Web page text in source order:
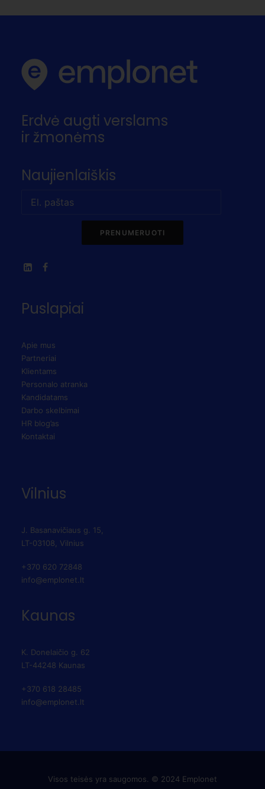
Erdvė augti verslams
ir žmonėms
Naujienlaiškis
PRENUMERUOTI
Puslapiai
Apie mus
Partneriai
Klientams
Personalo atranka
Kandidatams
Darbo skelbimai
HR blog’as
Kontaktai
Vilnius
J. Basanavičiaus g. 15,
LT-03108, Vilnius
+370 620 72848
info@emplonet.lt
Kaunas
K. Donelaičio g. 62
LT-44248 Kaunas
+370 618 28485
info@emplonet.lt
Visos teisės yra saugomos. © 2024 Emplonet